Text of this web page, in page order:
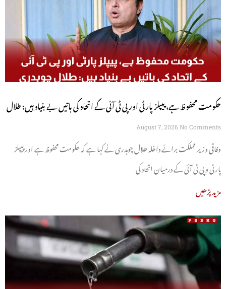
حکومت محفوظ ہے، پیپلز پارٹی اور پی ٹی آئی کے اتحاد کی باتیں بے بنیاد ہیں: طلال
چوہدری
August 7, 2026 No Comments
وفاقی وزیر مملکت برائے داخلہ طلال چوہدری نے کہا ہے کہ حکومت محفوظ ہے اور پیپلز
پارٹی و پی ٹی آئی کے درمیان اتحاد کی
مزید پڑھیں